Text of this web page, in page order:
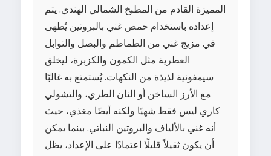
المميزة القادم من المطبخ الشمالي الهندي. يتم
إعداده باستخدام حمص غني بالبروتين يُطهى
في مزيج غني من الطماطم والبصل والتوابل
العطرية مثل الكمون والكزبرة، ليخلق
سيمفونية لذيذة من النكهات. يُستمتع به غالبًا
مع الأرز الساخن أو النان الطري، والتشولي
كاري ليس فقط شهيًا ولكنه أيضًا مغذي، حيث
أنه غني بالألياف والبروتين النباتي. بينما يمكن
أن يكون ثقيلاً قليلًا اعتمادًا على الإعداد، يظل